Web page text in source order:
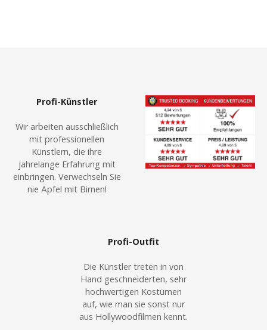
,
W
e
i
h
n
e
Profi-Künstler
Wir arbeiten ausschließlich
mit professionellen
Künstlern, die ihre
jahrelange Erfahrung mit
einbringen. Verwechseln Sie
nie Äpfel mit Birnen!
Profi-Outfit
Die Künstler treten in von
Hand geschneiderten, sehr
hochwertigen Kostümen
auf, wie man sie sonst nur
aus Hollywoodfilmen kennt.